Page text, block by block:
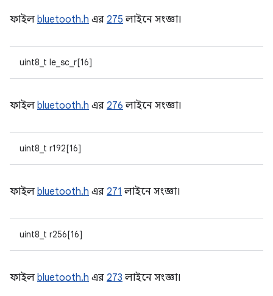
ফাইল bluetooth.h এর 275 লাইনে সংজ্ঞা।
uint8_t le_sc_r[16]
ফাইল bluetooth.h এর 276 লাইনে সংজ্ঞা।
uint8_t r192[16]
ফাইল bluetooth.h এর 271 লাইনে সংজ্ঞা।
uint8_t r256[16]
ফাইল bluetooth.h এর 273 লাইনে সংজ্ঞা।